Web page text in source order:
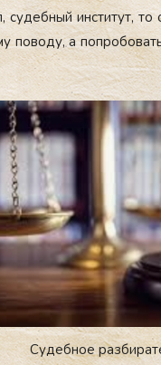
ин­сти­тут,
по­воду, а
Cудебное